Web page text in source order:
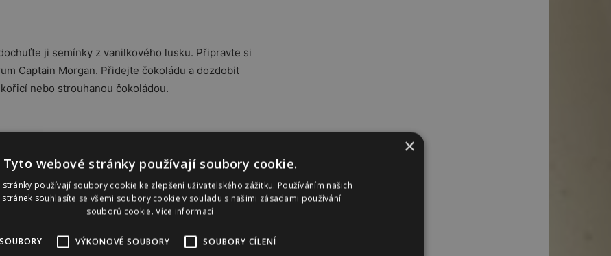
ji semínky z vanilkového lusku. Připravte si
Captain Morgan. Přidejte čokoládu a dozdobit
nebo strouhanou čokoládou.
Reklama
×
Tyto webové stránky používají soubory cookie.
používají soubory cookie ke zlepšení uživatelského zážitku. Používáním našich
stránek souhlasíte se všemi soubory cookie v souladu s našimi zásadami používání
souborů cookie.Více informací
VÝKONOVÉ SOUBORY SOUBORY CÍLENÍ